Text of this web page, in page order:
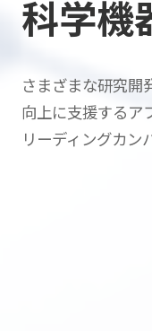
科学機
さまざまな研究開
向上に支援するア
リーディングカン